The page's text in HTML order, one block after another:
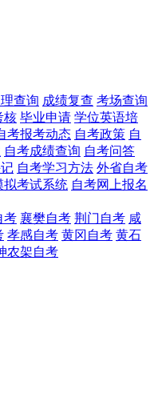
查询 成绩复查 考场查询
核 毕业申请 学位英语培
考报考动态 自考政策 自
自考成绩查询 自考问答
自考学习方法 外省自考
拟考试系统 自考网上报名
考 襄樊自考 荆门自考 咸
孝感自考 黄冈自考 黄石
农架自考